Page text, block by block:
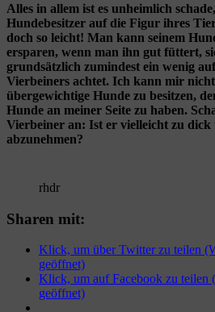
Alles in allem ist es unheimlich
Hundebesitzer auf die Figur ihres
doch so leicht! Man kann seinem
ersparen, wenn man ihn gut füttert,
grundsätzlich zumindest ein wenig
Vierbeiners achtet. Ich kann mir
übergewichtige Hunde zu besitzen,
Hunde an meiner Seite zu haben.
Vierbeiner an: Ist er vielleicht zu
abzunehmen?
rhdr
Sharen mit:
Klick, um über Twitter zu teilen
geöffnet)
Klick, um auf Facebook zu teilen
geöffnet)